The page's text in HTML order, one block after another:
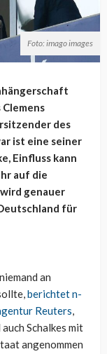
Foto: imago images
des
ist eine seiner
Einfluss kann
auf die
genauer
für
an
berichtet n-
Reuters,
Schalkes mit
angenommen